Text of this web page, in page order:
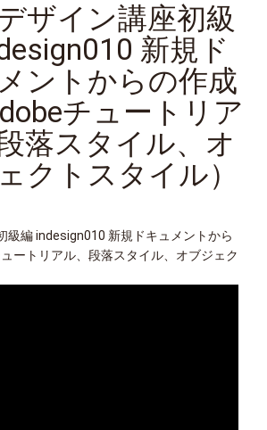
ザイン講座初級
新規ド
ントからの作成
チュートリア
落スタイル、オ
クトスタイル）
級編 indesign010 新規ドキュメントから
ートリアル、段落スタイル、オブジェク